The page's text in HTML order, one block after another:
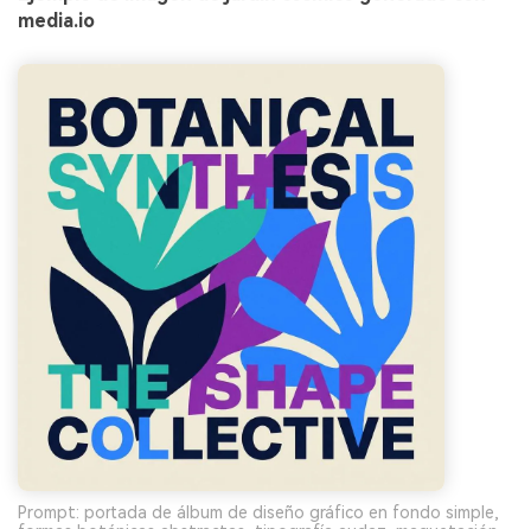
media.io
Prompt: portada de álbum de diseño gráfico en fondo simple,